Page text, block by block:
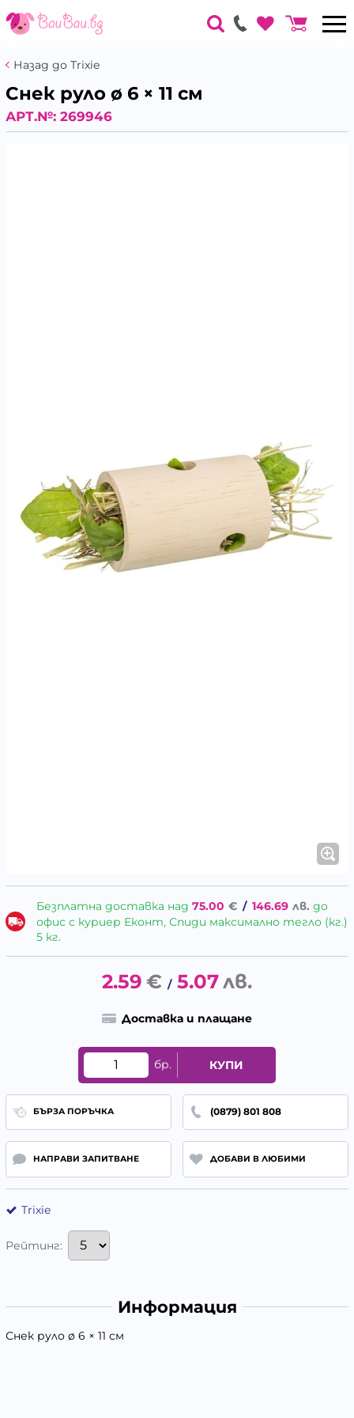
Назад до Trixie
Снек руло ø 6 × 11 см
АРТ.№: 269946
Безплатна доставка над 75.00 € / 146.69 лв. до
офис с куриер Еконт, Спиди максимално тегло (кг.)
5 кг.
2.59 € / 5.07лв.
Доставка и плащане
бр. КУПИ
БЪРЗА ПОРЪЧКА (0879) 801 808
НАПРАВИ ЗАПИТВАНЕ ДОБАВИ В ЛЮБИМИ
Trixie
Рейтинг:
Информация
Снек руло ø 6 × 11 см